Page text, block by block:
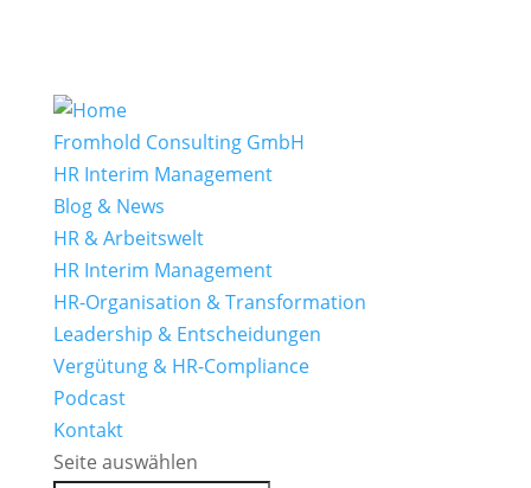
Fromhold Consulting GmbH
HR Interim Management
Blog & News
HR & Arbeitswelt
HR Interim Management
HR-Organisation & Transformation
Leadership & Entscheidungen
Vergütung & HR-Compliance
Podcast
Kontakt
Seite auswählen